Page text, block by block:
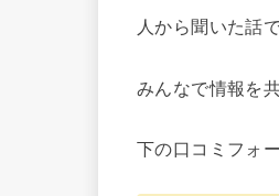
人から聞いた話
みんなで情報を
下の口コミフォ